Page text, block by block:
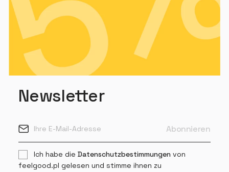
Newsletter
Ich habe die Datenschutzbestimmungenvon
feelgood.pl gelesen und stimme ihnen zu